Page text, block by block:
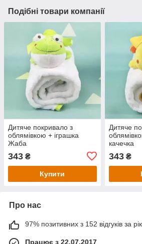
Подібні товари компанії
Дитяче покривало з
облямівкою + іграшка
Жаба
343 ₴
Купити
Дитяче
качечка
343₴
Про нас
97% позитивних з 152 відгуків за рік
Працює з 22.07.2017